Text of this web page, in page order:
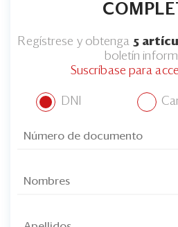
Regístrese y obtenga 5
boletín
Suscríbase para
DNI